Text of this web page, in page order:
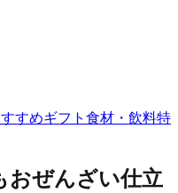
すめギフト 食材・飲料特
おぜんざい仕立